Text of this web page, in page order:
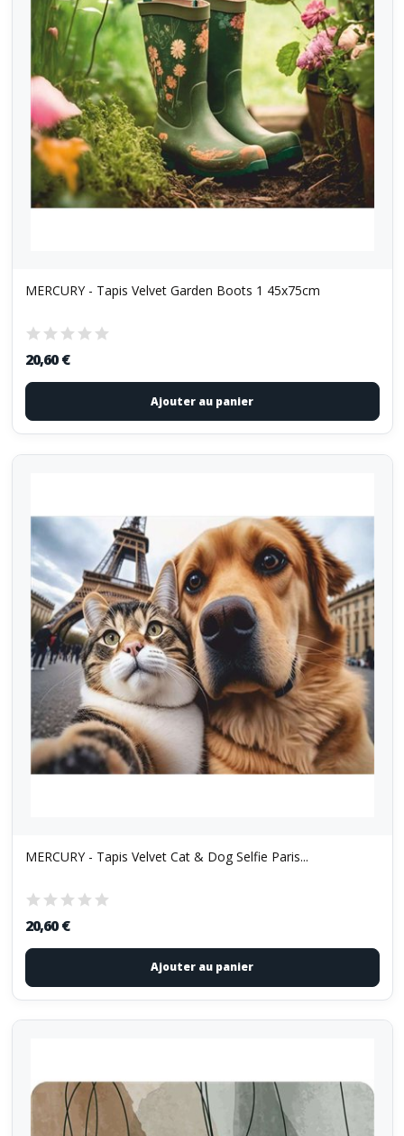
MERCURY - Tapis Velvet Garden Boots 1 45x75cm
20,60 €
Ajouter au panier
MERCURY - Tapis Velvet Cat & Dog Selfie Paris...
20,60 €
Ajouter au panier